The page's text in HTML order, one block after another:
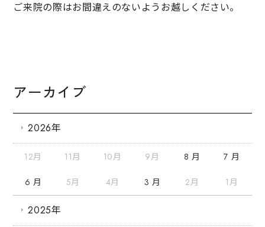
ご来院の際はお間違えのないようお越しください。
アーカイブ
2026年
12月 11月 10月 9月 8 月 7 月
6 月 5月 4月 3 月 2月 1月
2025年